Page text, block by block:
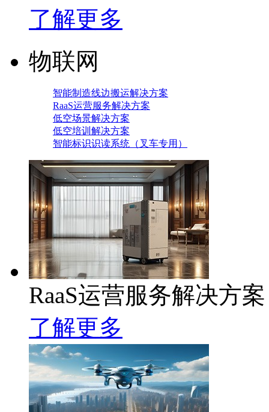
了解更多
物联网
智能制造线边搬运解决方案
RaaS运营服务解决方案
低空场景解决方案
低空培训解决方案
智能标识识读系统（叉车专用）
RaaS运营服务解决方案
了解更多